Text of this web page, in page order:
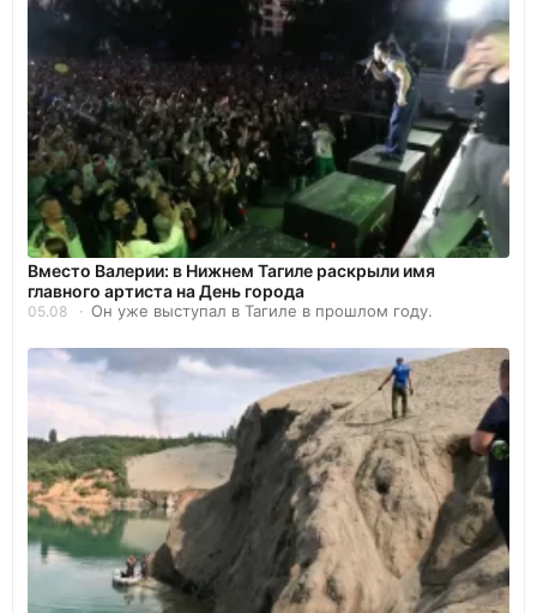
Вместо Валерии: в Нижнем Тагиле раскрыли имя
главного артиста на День города
05.08 Он уже выступал в Тагиле в прошлом году.